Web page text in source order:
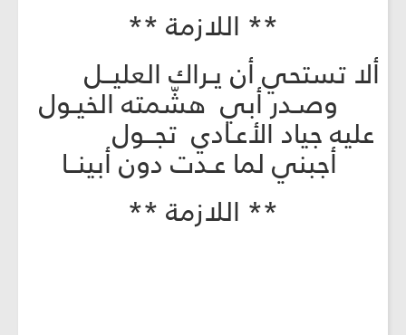
** اللازمة **
ألا تستحي أن يـراك العليــل
وصـدر أبي هشّمته الخيـول
عليه جياد الأعـادي تجــول
أجبني لما عـدت دون أبينــا
** اللازمة **